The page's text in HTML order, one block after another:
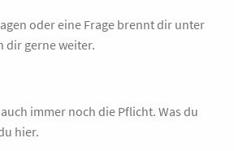
oder eine Frage brennt dir unter
dir gerne weiter.
immer noch die Pflicht. Was du
hier.